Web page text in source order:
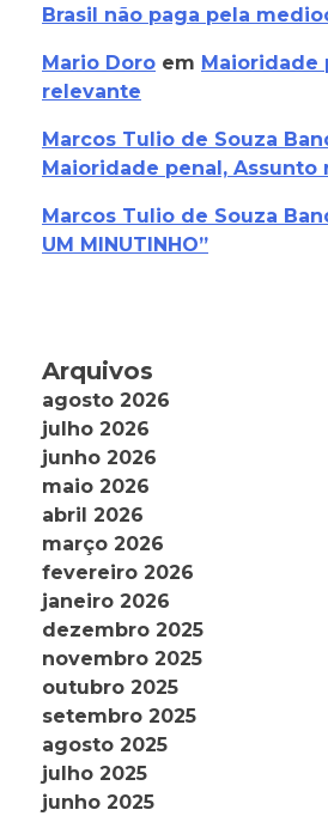
Brasil não paga pela
Mario Doro em Maioridade
relevante
Marcos Tulio de Souza
Maioridade penal, Assunto
Marcos Tulio de Souza
UM MINUTINHO”
Arquivos
agosto 2026
julho 2026
junho 2026
maio 2026
abril 2026
março 2026
fevereiro 2026
janeiro 2026
dezembro 2025
novembro 2025
outubro 2025
setembro 2025
agosto 2025
julho 2025
junho 2025